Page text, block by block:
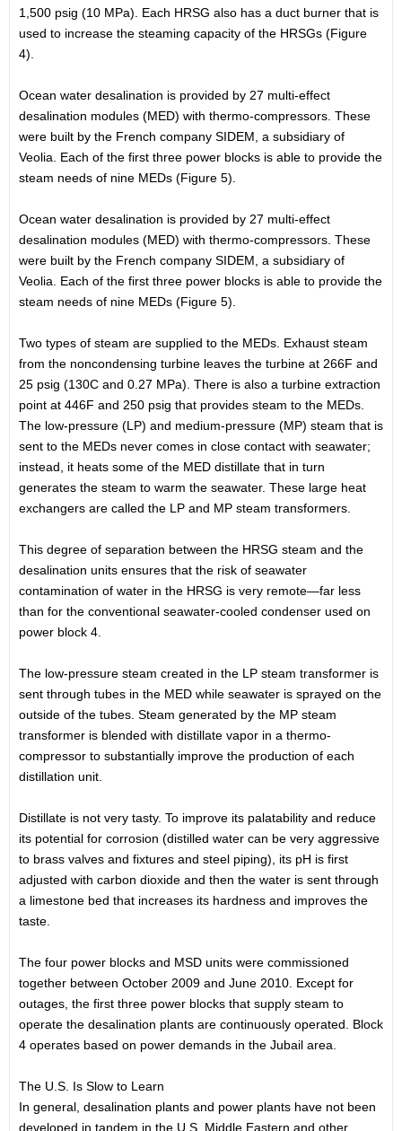
1,500 psig (10 MPa). Each HRSG also has a duct burner that is
used to increase the steaming capacity of the HRSGs (Figure
4).
Ocean water desalination is provided by 27 multi-effect
desalination modules (MED) with thermo-compressors. These
were built by the French company SIDEM, a subsidiary of
Veolia. Each of the first three power blocks is able to provide the
steam needs of nine MEDs (Figure 5).
Ocean water desalination is provided by 27 multi-effect
desalination modules (MED) with thermo-compressors. These
were built by the French company SIDEM, a subsidiary of
Veolia. Each of the first three power blocks is able to provide the
steam needs of nine MEDs (Figure 5).
Two types of steam are supplied to the MEDs. Exhaust steam
from the noncondensing turbine leaves the turbine at 266F and
25 psig (130C and 0.27 MPa). There is also a turbine extraction
point at 446F and 250 psig that provides steam to the MEDs.
The low-pressure (LP) and medium-pressure (MP) steam that is
sent to the MEDs never comes in close contact with seawater;
instead, it heats some of the MED distillate that in turn
generates the steam to warm the seawater. These large heat
exchangers are called the LP and MP steam transformers.
This degree of separation between the HRSG steam and the
desalination units ensures that the risk of seawater
contamination of water in the HRSG is very remote—far less
than for the conventional seawater-cooled condenser used on
power block 4.
The low-pressure steam created in the LP steam transformer is
sent through tubes in the MED while seawater is sprayed on the
outside of the tubes. Steam generated by the MP steam
transformer is blended with distillate vapor in a thermo-
compressor to substantially improve the production of each
distillation unit.
Distillate is not very tasty. To improve its palatability and reduce
its potential for corrosion (distilled water can be very aggressive
to brass valves and fixtures and steel piping), its pH is first
adjusted with carbon dioxide and then the water is sent through
a limestone bed that increases its hardness and improves the
taste.
The four power blocks and MSD units were commissioned
together between October 2009 and June 2010. Except for
outages, the first three power blocks that supply steam to
operate the desalination plants are continuously operated. Block
4 operates based on power demands in the Jubail area.
The U.S. Is Slow to Learn
In general, desalination plants and power plants have not been
developed in tandem in the U.S. Middle Eastern and other